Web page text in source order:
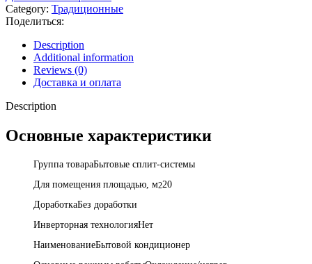
Paramount
MSAG1-
07HRN1-
I/MSAG1-
07HRN1-
O
quantity
Category: Традиционные
Поделиться:
Description
Additional information
Reviews (0)
Доставка и оплата
Description
Основные характеристики
Группа товараБытовые сплит-системы
Для помещения площадью, м220
ДоработкаБез доработки
Инверторная технологияНет
НаименованиеБытовой кондиционер